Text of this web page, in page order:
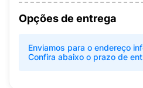
Opções de entrega
Enviamos para o endereço
Confira abaixo o prazo de